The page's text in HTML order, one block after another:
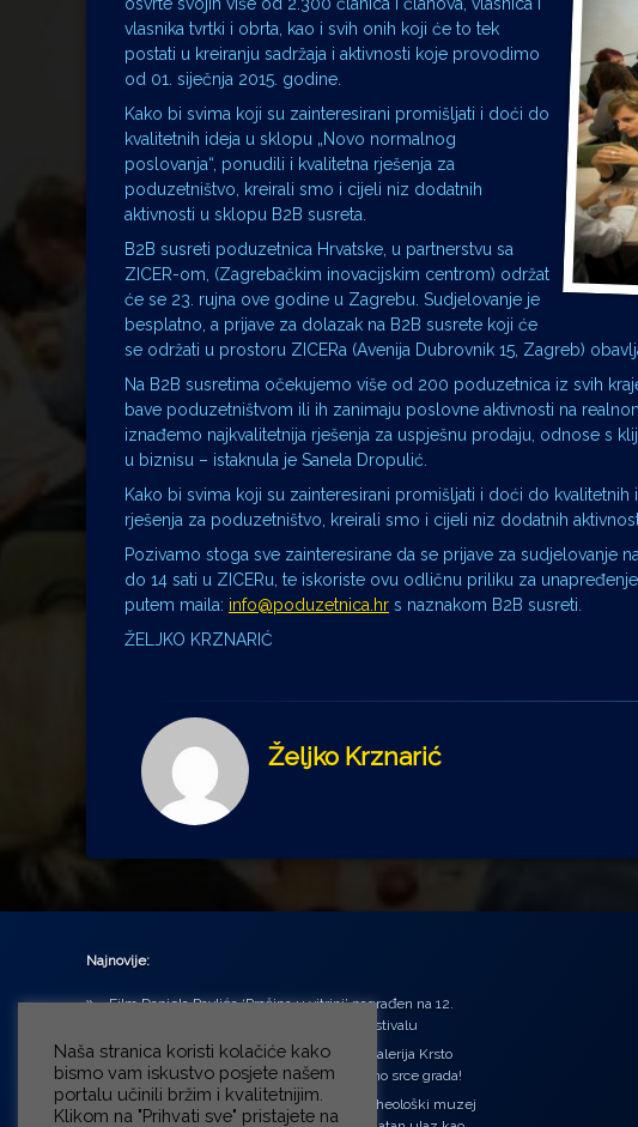
vlasnika tvrtki i obrta, kao i svih onih koji će to tek
postati u kreiranju sadržaja i aktivnosti koje provodimo
od 01. siječnja 2015. godine.
Kako bi svima koji su zainteresirani promišljati i doći do
kvalitetnih ideja u sklopu „Novo normalnog
poslovanja“, ponudili i kvalitetna rješenja za
poduzetništvo, kreirali smo i cijeli niz dodatnih
aktivnosti u sklopu B2B susreta.
B2B susreti poduzetnica Hrvatske, u partnerstvu sa
ZICER-om, (Zagrebačkim inovacijskim centrom) održat
će se 23. rujna ove godine u Zagrebu. Sudjelovanje je
besplatno, a prijave za dolazak na B2B susrete koji će
se održati u prostoru ZICERa (Avenija Dubrovnik 15, Zagreb)
Na B2B susretima očekujemo više od 200 poduzetnica iz svih
bave poduzetništvom ili ih zanimaju poslovne aktivnosti na
iznađemo najkvalitetnija rješenja za uspješnu prodaju, odnose s
u biznisu – istaknula je Sanela Dropulić.
Kako bi svima koji su zainteresirani promišljati i doći do
rješenja za poduzetništvo, kreirali smo i cijeli niz dodatnih
Pozivamo stoga sve zainteresirane da se prijave za sudjelovanje
do 14 sati u ZICERu, te iskoriste ovu odličnu priliku za
putem maila: info@poduzetnica.hr s naznakom B2B susreti.
ŽELJKO KRZNARIĆ
Željko Krznarić
Najnovije:
Film Daniela Pavlića ‘Prašina u vitrini’ nagrađen na 12.
Green Montenegro International Film Festivalu
U središtu Petrinje otvorena obnovljena Galerija Krsto
Hegedušić: Kultura vraćena kući, u samo srce grada!
Od petka do nedjelje (31.7. – 2.8.2026.) Arheološki muzej
Naša stranica koristi kolačiće kako
bismo vam iskustvo posjete našem
portalu učinili bržim i kvalitetnijim.
Klikom na "Prihvati sve" pristajete na